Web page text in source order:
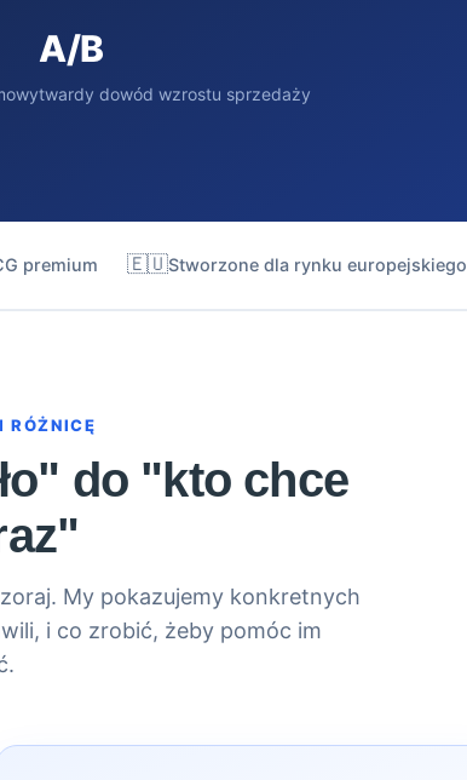
A/B
twardy dowód wzrostu sprzedaży
premium 🇪🇺Stworzone dla rynku europejskiego
RÓŻNICĘ
do "kto chce
My pokazujemy konkretnych
i co zrobić, żeby pomóc im